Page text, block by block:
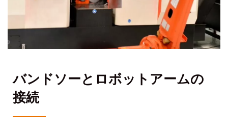
バンドソーとロボットアームの
接続